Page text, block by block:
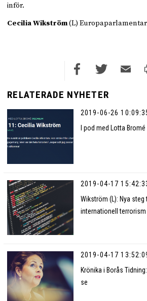
RELATERADE NYHETER
2019-06-26
I pod med Lotta Bromé
2019-04-17
Wikström (L): Nya
internationell terrorism
2019-04-17
Krönika i Borås
se
inför.
Cecilia Wikström(L)